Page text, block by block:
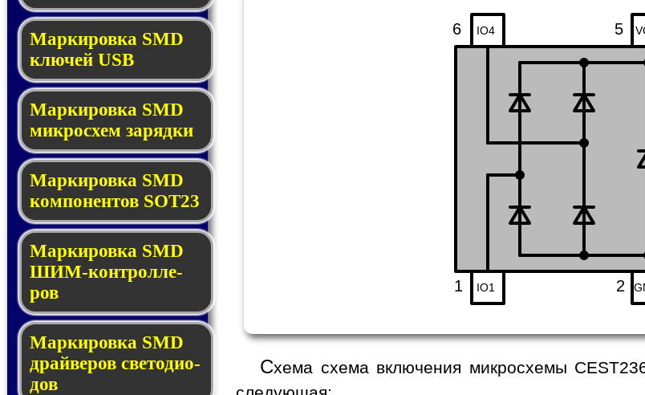
Маркировка SMD
клю­чей USB
Маркировка SMD
мик­рос­хем за­ряд­ки
Маркировка SMD
ком­по­нен­тов SOT23
Маркировка SMD
ШИМ-кон­трол­ле­
ров
Маркировка SMD
драй­ве­ров све­то­ди­о­
дов
IO1
IO4
1 2
5
6
Cхема схема включения микросхемы